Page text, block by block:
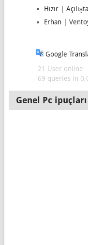
Hızır |
Erhan |
Google
21 User online
69 queries in
Genel Pc ipuçları